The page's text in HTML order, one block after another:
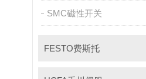
SMC磁性开关
FESTO费斯托